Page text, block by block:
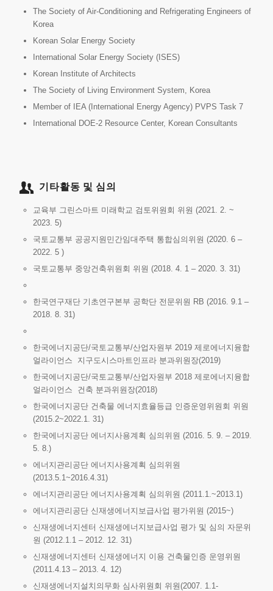
The Society of Air-Conditioning and Refrigerating Engineers of
Korea
Korean Solar Energy Society
International Solar Energy Society (ISES)
Korean Institute of Architects
The Society of Living Environment System, Korea
Member of IEA (International Energy Agency) PVPS Task 7
International DOE-2 Resource Center, Korean Consultants
기타활동 및 심의
교육부 그린스마트 미래학교 검토위원회 위원 (2021. 2. ~
2023. 5)
국토교통부 공공지원민간임대주택 통합심의위원 (2020. 6 –
2022. 5 )
국토교통부 중앙건축위원회 위원 (2018. 4. 1 – 2020. 3. 31)
한국연구재단 기초연구본부 공학단 전문위원 RB (2016. 9.1 –
2018. 8. 31)
한국에너지공단/국토교통부/산업자원부 2019 제로에너지융합
얼라이언스 지구도시스마트인프라 분과위원장(2019)
한국에너지공단/국토교통부/산업자원부 2018 제로에너지융합
얼라이언스 건축 분과위원장(2018)
한국에너지공단 건축물 에너지효율등급 인증운영위원회 위원
(2015.2~2022.1. 31)
한국에너지공단 에너지사용계획 심의위원 (2016. 5. 9. – 2019.
5. 8.)
에너지관리공단 에너지사용계획 심의위원
(2013.5.1~2016.4.31)
에너지관리공단 에너지사용계획 심의위원 (2011.1.~2013.1)
에너지관리공단 신재생에너지보급사업 평가위원 (2015~)
신재생에너지센터 신재생에너지보급사업 평가 및 심의 자문위
원 (2012.1.1 – 2012. 12. 31)
신재생에너지센터 신재생에너지 이용 건축물인증 운영위원
(2011.4.13 – 2013. 4. 12)
신재생에너지설치의무화 심사위원회 위원(2007. 1.1-